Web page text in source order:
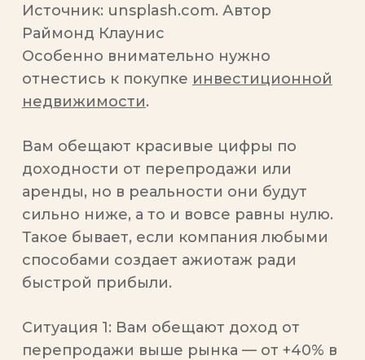
Источник: unsplash.com. Автор
Раймонд Клаунис
Особенно внимательно нужно
отнестись к покупке инвестиционной
недвижимости.
Вам обещают красивые цифры по
доходности от перепродажи или
аренды, но в реальности они будут
сильно ниже, а то и вовсе равны нулю.
Такое бывает, если компания любыми
способами создает ажиотаж ради
быстрой прибыли.
Ситуация 1: Вам обещают доход от
перепродажи выше рынка — от +40% в